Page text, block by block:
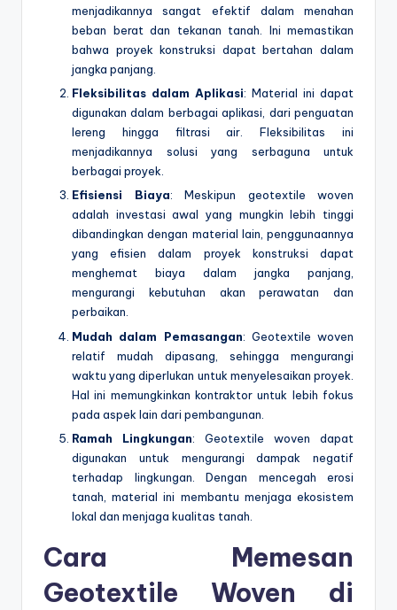
menjadikannya sangat efektif dalam menahan
beban berat dan tekanan tanah. Ini memastikan
bahwa proyek konstruksi dapat bertahan dalam
jangka panjang.
Fleksibilitas dalam Aplikasi: Material ini dapat
digunakan dalam berbagai aplikasi, dari penguatan
lereng hingga filtrasi air. Fleksibilitas ini
menjadikannya solusi yang serbaguna untuk
berbagai proyek.
Efisiensi Biaya: Meskipun geotextile woven
adalah investasi awal yang mungkin lebih tinggi
dibandingkan dengan material lain, penggunaannya
yang efisien dalam proyek konstruksi dapat
menghemat biaya dalam jangka panjang,
mengurangi kebutuhan akan perawatan dan
perbaikan.
Mudah dalam Pemasangan: Geotextile woven
relatif mudah dipasang, sehingga mengurangi
waktu yang diperlukan untuk menyelesaikan proyek.
Hal ini memungkinkan kontraktor untuk lebih fokus
pada aspek lain dari pembangunan.
Ramah Lingkungan: Geotextile woven dapat
digunakan untuk mengurangi dampak negatif
terhadap lingkungan. Dengan mencegah erosi
tanah, material ini membantu menjaga ekosistem
lokal dan menjaga kualitas tanah.
Cara Memesan
Geotextile Woven di